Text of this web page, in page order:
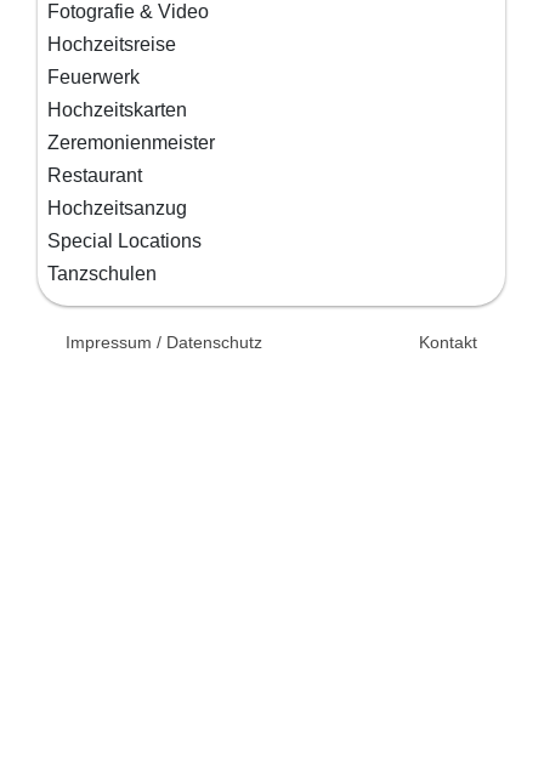
Fotografie & Video
Hochzeitsreise
Feuerwerk
Hochzeitskarten
Zeremonienmeister
Restaurant
Hochzeitsanzug
Special Locations
Tanzschulen
Impressum / Datenschutz Kontakt
© 2026 Unsertag.de - Ihr